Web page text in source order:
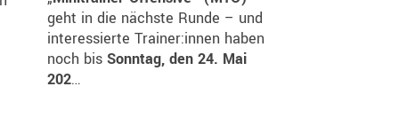
geht in die nächste Runde – und
interessierte Trainer:innen haben
noch bisSonntag, den 24. Mai
202…